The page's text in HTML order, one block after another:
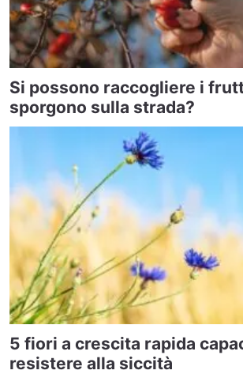
Si possono raccogliere i
sporgono sulla strada?
5 fiori a crescita rapida
resistere alla siccità